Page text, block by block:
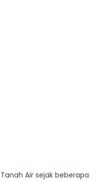
Air sejak beberapa